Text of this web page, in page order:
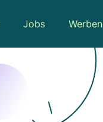
Jobs Werben